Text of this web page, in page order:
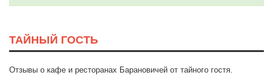
ТАЙНЫЙ ГОСТЬ
Отзывы о кафе и ресторанах Барановичей от тайного гостя.